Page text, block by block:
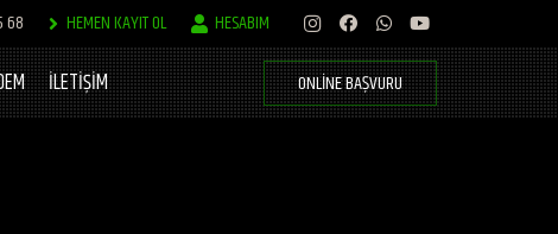
68 HEMEN KAYIT OL HESABIM
İLETİŞİM ONLINE BAŞVURU